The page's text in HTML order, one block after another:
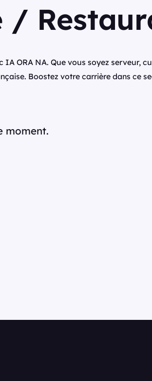
/
ORA NA. Que vous soyez serveur,
Boostez votre carrière dans ce
moment.